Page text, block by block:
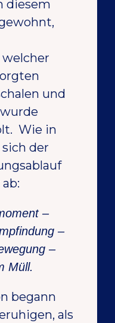
diesem
und
Wie in
der
–
–
–
Müll.
begann
als